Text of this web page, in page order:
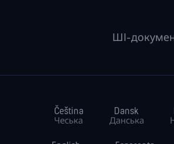
ШІ-
Čeština
Чеська
Dansk
Данська